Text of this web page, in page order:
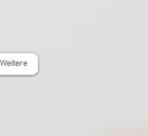
Weitere